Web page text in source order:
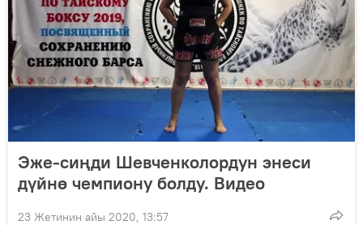
Эже-сиңди Шевченколордун энеси
дүйнө чемпиону болду. Видео
23 Жетинин айы 2020, 13:57